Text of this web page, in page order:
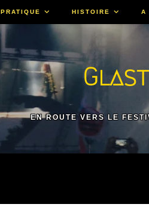
PRATIQUE HISTOIRE A
EN ROUTE VERS LE